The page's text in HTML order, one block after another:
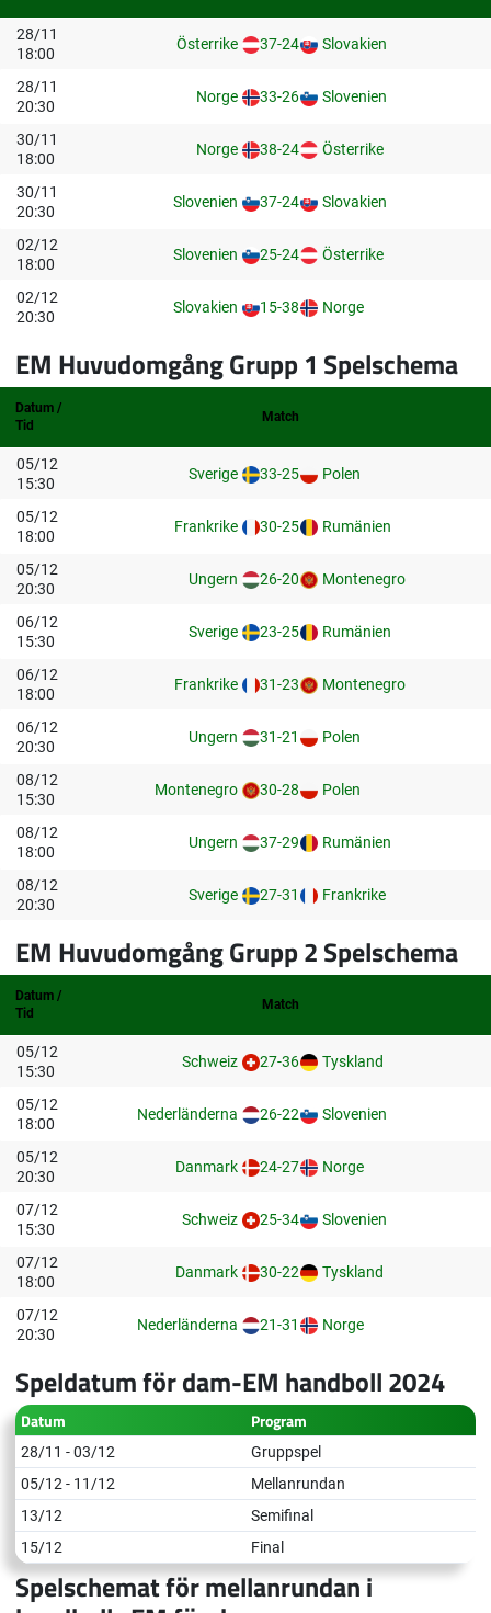
28/11
18:00
Österrike 37-24 Slovakien
28/11
20:30
Norge 33-26 Slovenien
30/11
18:00
Norge 38-24 Österrike
30/11
20:30
Slovenien 37-24 Slovakien
02/12
18:00
Slovenien 25-24 Österrike
02/12
20:30
Slovakien 15-38 Norge
EM Huvudomgång Grupp 1 Spelschema
Datum /
Tid
Match
05/12
15:30
Sverige 33-25 Polen
05/12
18:00
Frankrike 30-25 Rumänien
05/12
20:30
Ungern 26-20 Montenegro
06/12
15:30
Sverige 23-25 Rumänien
06/12
18:00
Frankrike 31-23 Montenegro
06/12
20:30
Ungern 31-21 Polen
08/12
15:30
Montenegro 30-28 Polen
08/12
18:00
Ungern 37-29 Rumänien
08/12
20:30
Sverige 27-31 Frankrike
EM Huvudomgång Grupp 2 Spelschema
Datum /
Tid
Match
05/12
15:30
Schweiz 27-36 Tyskland
05/12
18:00
Nederländerna 26-22 Slovenien
05/12
20:30
Danmark 24-27 Norge
07/12
15:30
Schweiz 25-34 Slovenien
07/12
18:00
Danmark 30-22 Tyskland
07/12
20:30
Nederländerna 21-31 Norge
Speldatum för dam-EM handboll 2024
Datum Program
28/11 - 03/12
Gruppspel
05/12 - 11/12
Mellanrundan
13/12
Semifinal
15/12
Final
Spelschemat för mellanrundan i